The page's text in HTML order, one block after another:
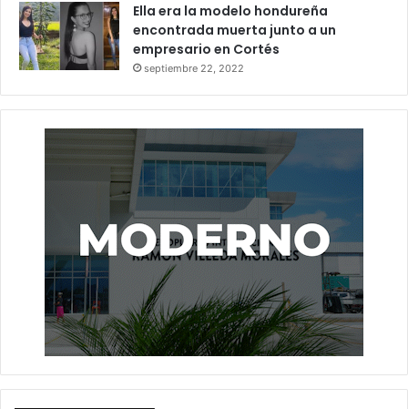
Ella era la modelo hondureña
encontrada muerta junto a un
empresario en Cortés
septiembre 22, 2022